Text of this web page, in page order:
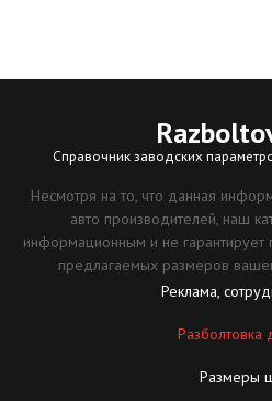
Справочник заводских
Несмотря на то, что данная
авто производителей, наш
информационным и не гарантирует
предлагаемых размеров
Реклама,
Разболтовка
Размеры